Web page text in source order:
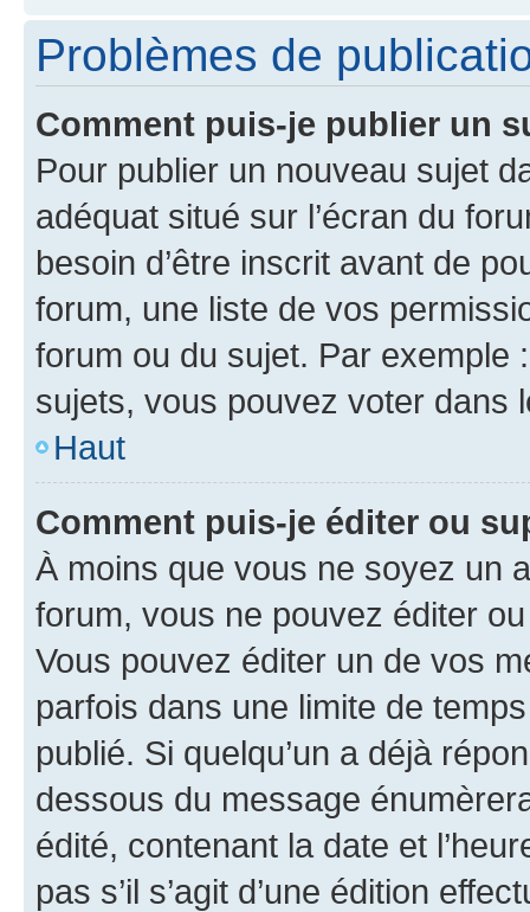
Problèmes de
Comment puis-je publier un
Pour publier un nouveau sujet
adéquat situé sur l’écran du
besoin d’être inscrit avant de
forum, une liste de vos
forum ou du sujet. Par exemple
sujets, vous pouvez voter dans
Haut
Comment puis-je éditer ou
À moins que vous ne soyez un
forum, vous ne pouvez éditer
Vous pouvez éditer un de vos
parfois dans une limite de
publié. Si quelqu’un a déjà
dessous du message
édité, contenant la date et
pas s’il s’agit d’une édition